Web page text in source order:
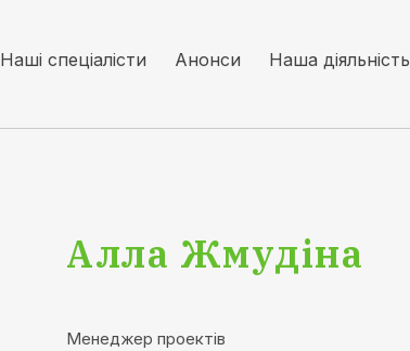
Наші спеціалісти Анонси Наша діяльність
Алла Жмудіна
Менеджер проектів